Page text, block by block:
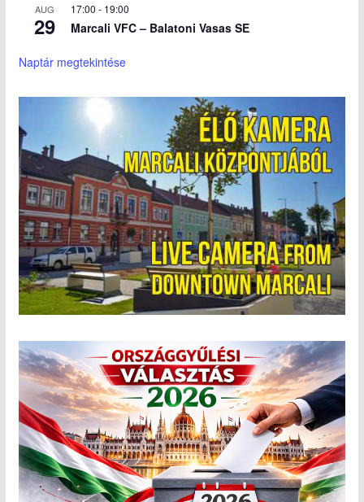
AUG
29
17:00 - 19:00
Marcali VFC – Balatoni Vasas SE
Naptár megtekintése